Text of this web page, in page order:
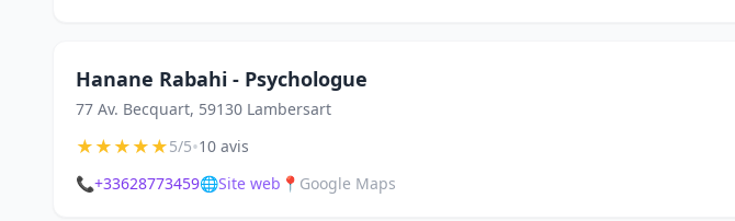
Hanane Rabahi - Psychologue
77 Av. Becquart, 59130 Lambersart
★★★★★5/5•10 avis
📞+33628773459🌐Site web 📍 Google Maps